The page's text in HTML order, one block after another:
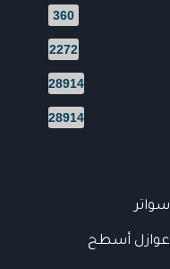
360
2272
28914
28914
سواتر
عوازل أسطح